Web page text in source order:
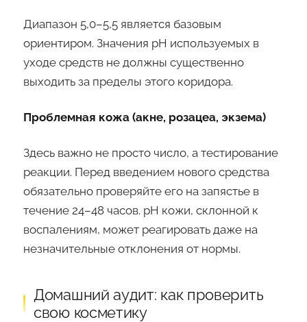
Диапазон 5,0–5,5 является базовым
ориентиром. Значения pH используемых в
уходе средств не должны существенно
выходить за пределы этого коридора.
Проблемная кожа (акне, розацеа, экзема)
Здесь важно не просто число, а тестирование
реакции. Перед введением нового средства
обязательно проверяйте его на запястье в
течение 24–48 часов. pH кожи, склонной к
воспалениям, может реагировать даже на
незначительные отклонения от нормы.
Домашний аудит: как проверить
свою косметику